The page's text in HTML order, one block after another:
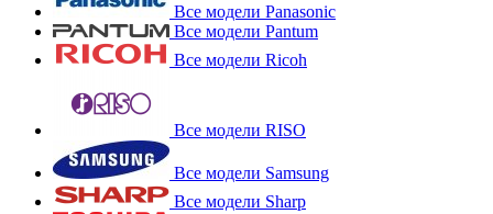
Все модели Panasonic
Все модели Pantum
Все модели Ricoh
Все модели RISO
Все модели Samsung
Все модели Sharp